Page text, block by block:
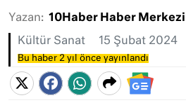
Yazan: 10Haber Haber Merkezi
Kültür Sanat 15 Şubat 2024
Bu haber 2 yıl önce yayınlandı